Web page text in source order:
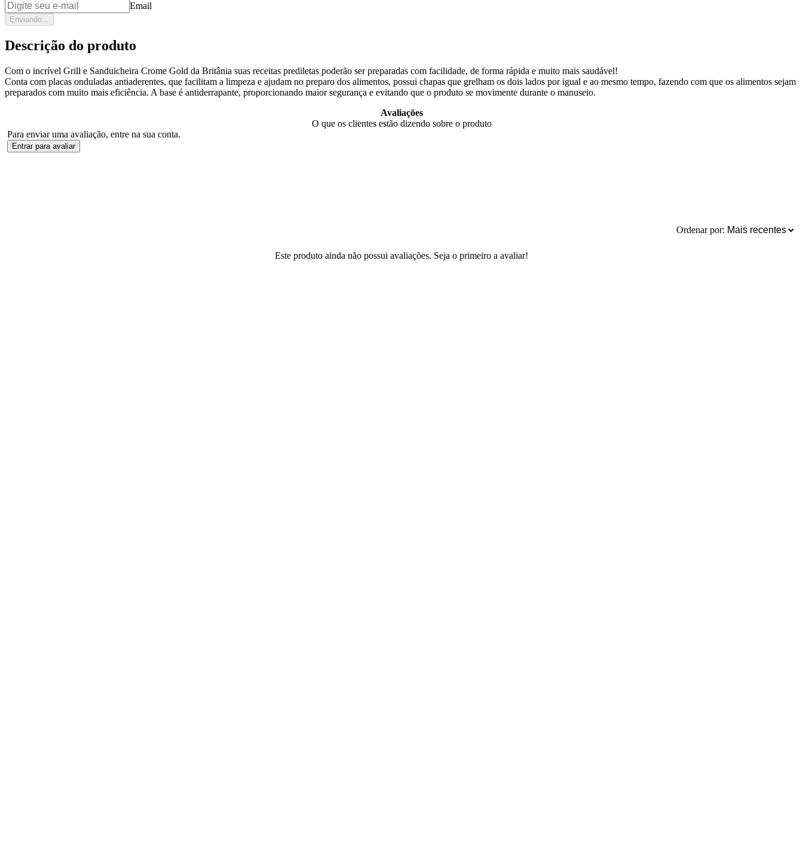
Email
Enviando...
Descrição do produto
Com o incrível Grill e Sanduicheira Crome Gold da Britânia suas receitas prediletas poderão ser preparadas com facilidade, de forma rápida e muito mais saudável!
Conta com placas onduladas antiaderentes, que facilitam a limpeza e ajudam no preparo dos alimentos, possui chapas que grelham os dois lados por igual e ao mesmo tempo, fazendo com que os alimentos sejam
preparados com muito mais eficiência. A base é antiderrapante, proporcionando maior segurança e evitando que o produto se movimente durante o manuseio.
Avaliações
O que os clientes estão dizendo sobre o produto
Para enviar uma avaliação, entre na sua conta.
Entrar para avaliar
Ordenar por:
Este produto ainda não possui avaliações. Seja o primeiro a avaliar!